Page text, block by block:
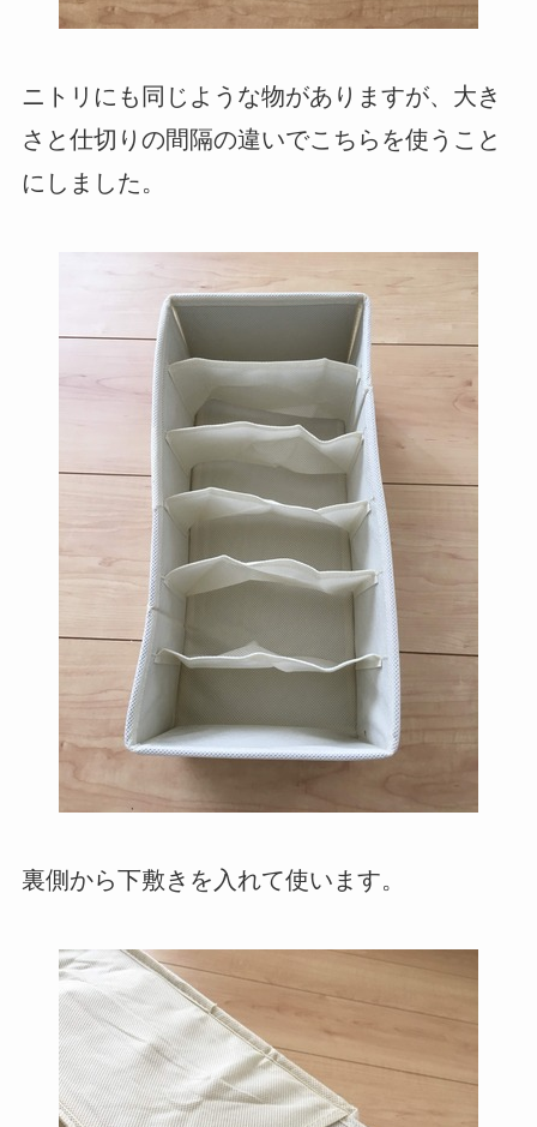
ニトリにも同じような物がありますが、大き
さと仕切りの間隔の違いでこちらを使うこと
にしました。
裏側から下敷きを入れて使います。